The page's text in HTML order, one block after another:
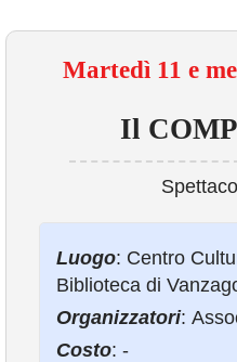
COMUNICAZIONE
Martedì 11 e
Il
Luogo: Centro
Biblioteca di
Organizzatori:
Costo: -